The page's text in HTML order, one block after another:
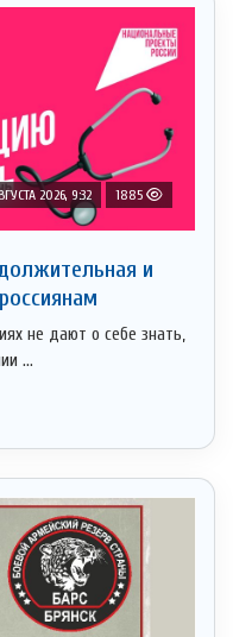
2026, 9:32 1885
и
не дают о себе знать,
...